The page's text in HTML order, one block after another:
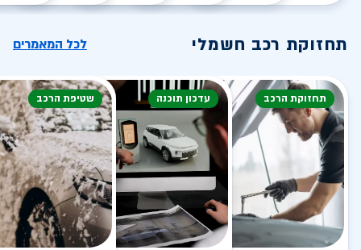
תחזוקת רכב חשמלי לכל המאמרים
תחזוקת הרכב עדכון תוכנה שטיפת הרכב